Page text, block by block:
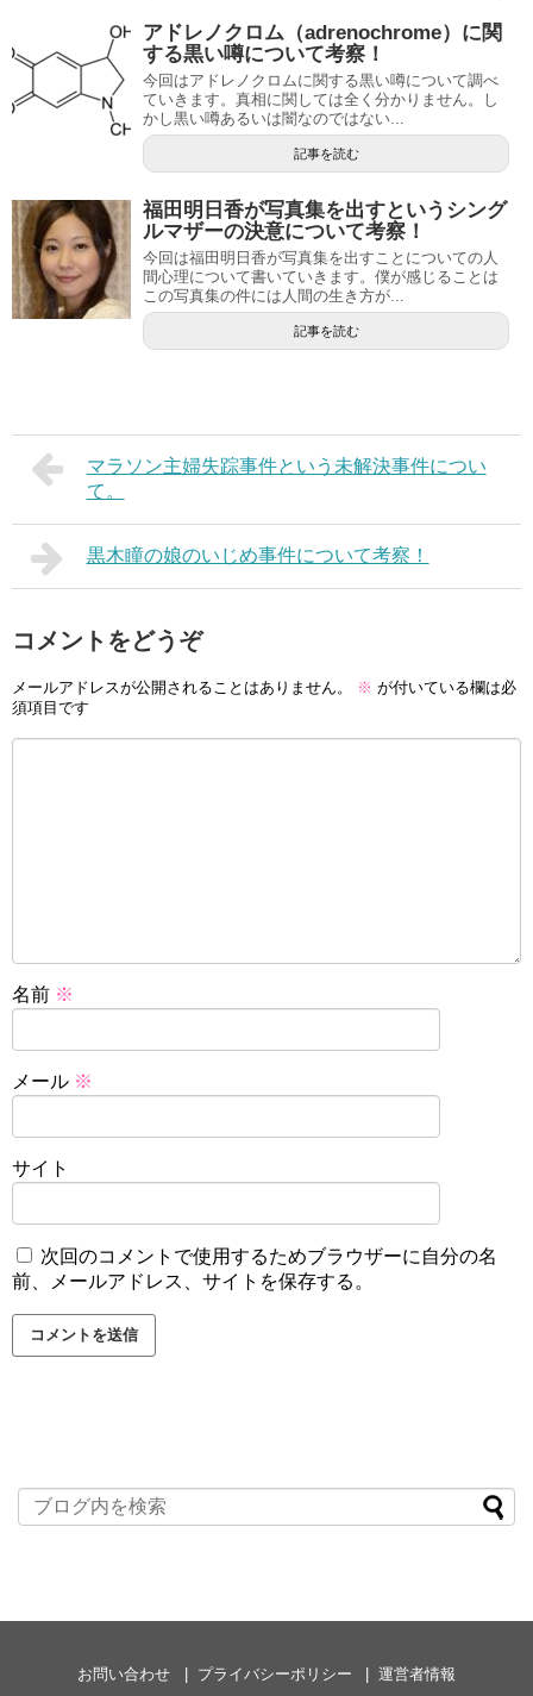
アドレノクロム（adrenochrome）に関
する黒い噂について考察！
今回はアドレノクロムに関する黒い噂について調べ
ていきます。真相に関しては全く分かりません。し
かし黒い噂あるいは闇なのではない...
記事を読む
福田明日香が写真集を出すというシング
ルマザーの決意について考察！
今回は福田明日香が写真集を出すことについての人
間心理について書いていきます。僕が感じることは
この写真集の件には人間の生き方が...
記事を読む
マラソン主婦失踪事件という未解決事件につい
て。
黒木瞳の娘のいじめ事件について考察！
コメントをどうぞ
メールアドレスが公開されることはありません。 ※ が付いている欄は必
須項目です
名前 ※
メール ※
サイト
次回のコメントで使用するためブラウザーに自分の名
前、メールアドレス、サイトを保存する。
お問い合わせ プライバシーポリシー 運営者情報